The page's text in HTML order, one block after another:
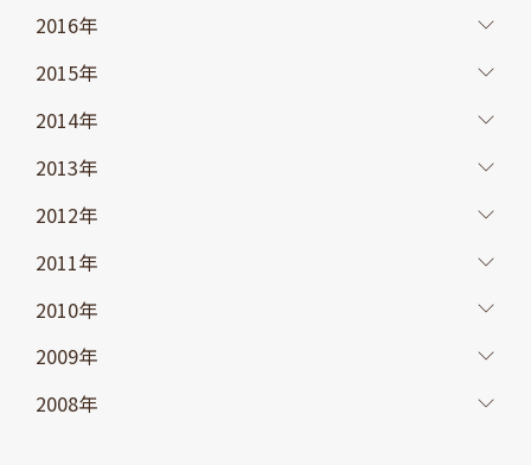
2016年
2015年
2014年
2013年
2012年
2011年
2010年
2009年
2008年